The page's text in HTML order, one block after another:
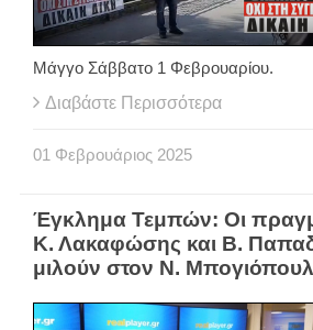
Μάγγο Σάββατο 1 Φεβρουαρίου.
Διαβάστε Περισσότερα
01 Φεβρουάριος 2025
Έγκλημα Τεμπών: Οι
Κ. Λακαφώσης και Β.
μιλούν στον Ν.